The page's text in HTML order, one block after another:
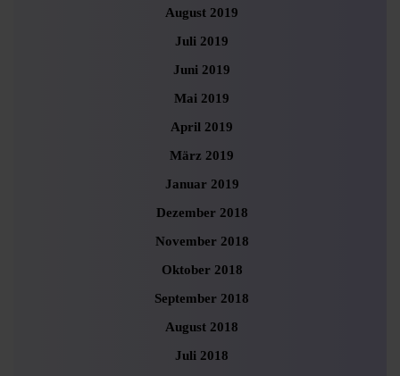
August 2019
Juli 2019
Juni 2019
Mai 2019
April 2019
März 2019
Januar 2019
Dezember 2018
November 2018
Oktober 2018
September 2018
August 2018
Juli 2018